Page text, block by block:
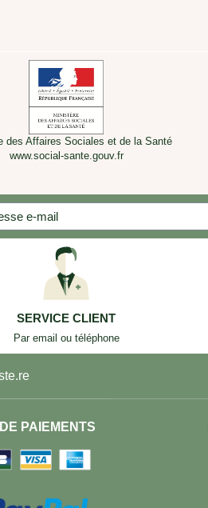
des Affaires Sociales et de la Santé
www.social-sante.gouv.fr
SERVICE CLIENT
Par email ou téléphone
PAIEMENTS